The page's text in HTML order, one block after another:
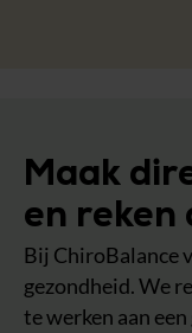
Maak
en reken
Bij ChiroBalance
gezondheid. We
te werken aan